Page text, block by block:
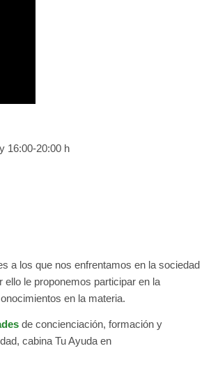
16:00-20:00 h
a los que nos enfrentamos en la sociedad
ello le proponemos participar en la
en la materia.
de concienciación, formación y
cabina Tu Ayuda en